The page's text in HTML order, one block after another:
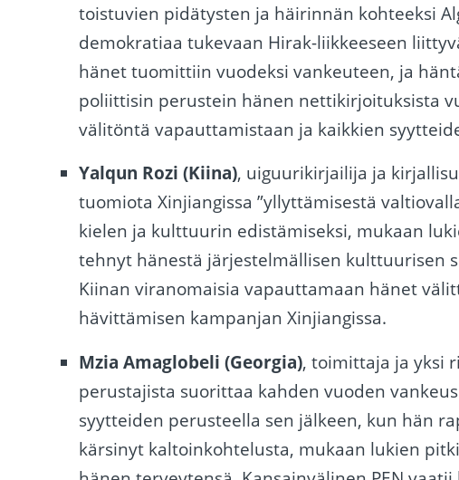
toistuvien pidätysten ja häirinnän kohteeksi
demokratiaa tukevaan Hirak-liikkeeseen
hänet tuomittiin vuodeksi vankeuteen, ja
poliittisin perustein hänen nettikirjoituksista
välitöntä vapauttamistaan ​​ja kaikkien
Yalqun Rozi (Kiina), uiguurikirjailija ja
tuomiota Xinjiangissa ”yllyttämisestä
kielen ja kulttuurin edistämiseksi, mukaan
tehnyt hänestä järjestelmällisen kulttuurisen
Kiinan viranomaisia ​​vapauttamaan hänet
hävittämisen kampanjan Xinjiangissa.
Mzia Amaglobeli (Georgia), toimittaja ja yksi
perustajista suorittaa kahden vuoden
syytteiden perusteella sen jälkeen, kun hän
kärsinyt kaltoinkohtelusta, mukaan lukien